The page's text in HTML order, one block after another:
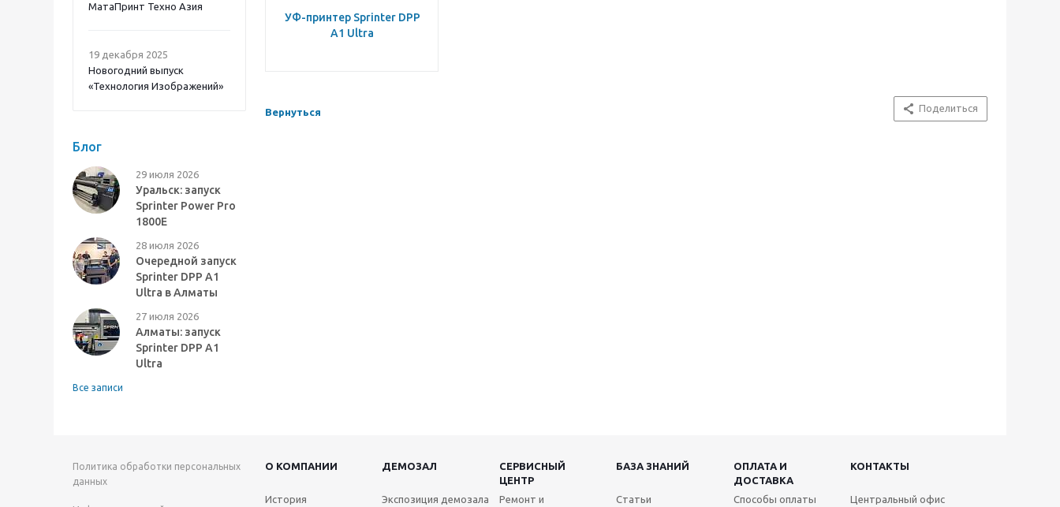
МатаПринт Техно Азия
19 декабря 2025
Новогодний выпуск
«Технология Изображений»
Блог
29 июля 2026
Уральск: запуск
Sprinter Power Pro
1800E
28 июля 2026
Очередной запуск
Sprinter DPP A1
Ultra в Алматы
27 июля 2026
Алматы: запуск
Sprinter DPP A1
Ultra
Все записи
УФ-принтер Sprinter DPP
A1 Ultra
Вернуться Поделиться
Политика обработки персональных
данных
О КОМПАНИИ ДЕМОЗАЛ
СЕРВИСНЫЙ
ЦЕНТР
БАЗА ЗНАНИЙ
ОПЛАТА И
ДОСТАВКА
КОНТАКТЫ
История Экспозиция демозала Ремонт и Статьи Способы оплаты Центральный офис